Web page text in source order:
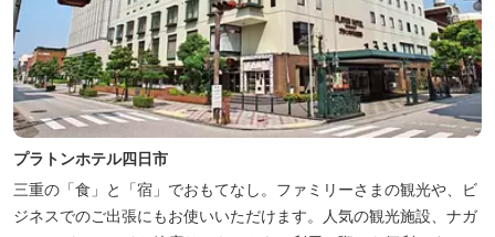
プラトンホテル四日市
三重の「食」と「宿」でおもてなし。ファミリーさまの観光や、ビ
ジネスでのご出張にもお使いいただけます。人気の観光施設、ナガ